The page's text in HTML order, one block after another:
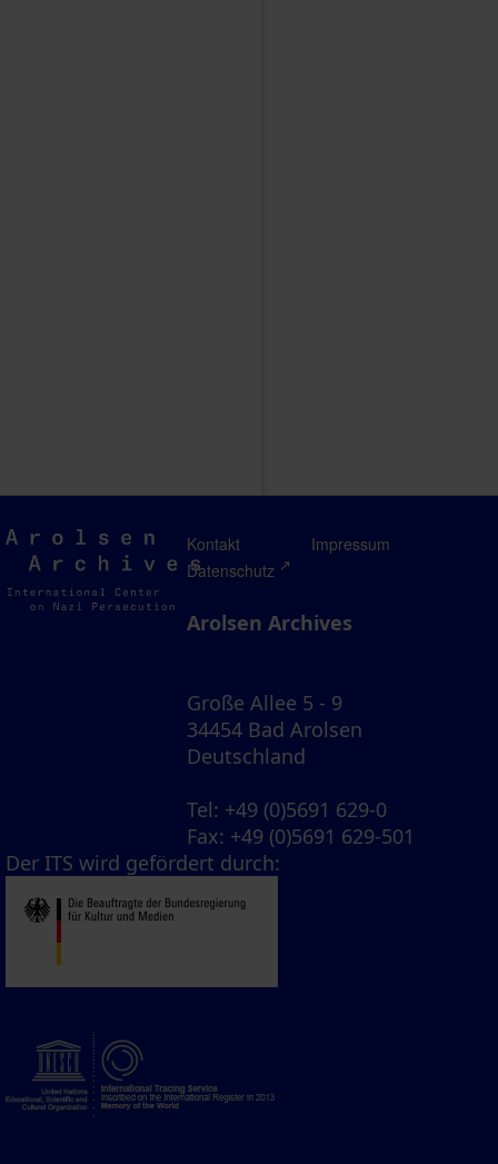
Arolsen
Archives
Kontakt
Impressum
Datenschutz
Arolsen Archives
Große Allee 5 - 9
34454 Bad Arolsen
Deutschland
Tel: +49 (0)5691 629-0
Fax: +49 (0)5691 629-501
Der ITS wird gefördert durch: